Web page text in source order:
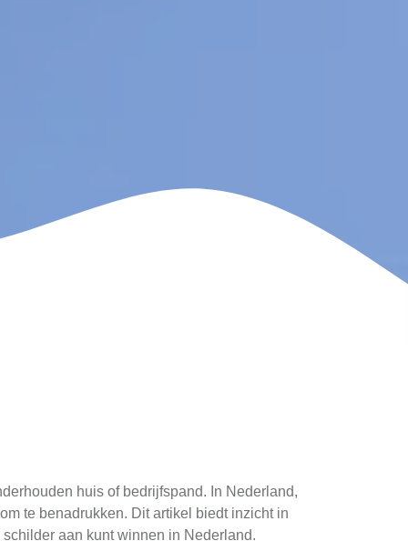
huis of bedrijfspand. In Nederland,
te benadrukken. Dit artikel biedt inzicht in
aan kunt winnen in Nederland.